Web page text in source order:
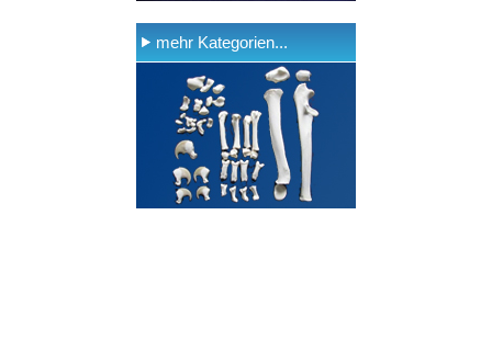
mehr Kategorien...